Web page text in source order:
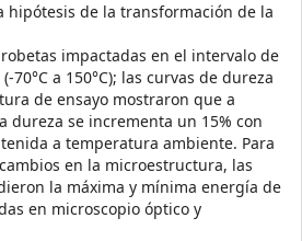
hipótesis de la transformación de la
impactadas en el intervalo de
70°C a 150°C); las curvas de dureza
de ensayo mostraron que a
dureza se incrementa un 15% con
a temperatura ambiente. Para
en la microestructura, las
la máxima y mínima energía de
en microscopio óptico y